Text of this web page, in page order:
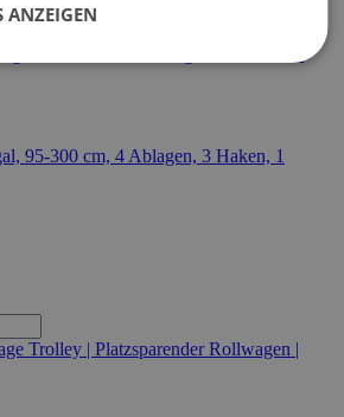
95-300 cm, 4 Ablagen, 3 Haken, 1
ANZEIGEN